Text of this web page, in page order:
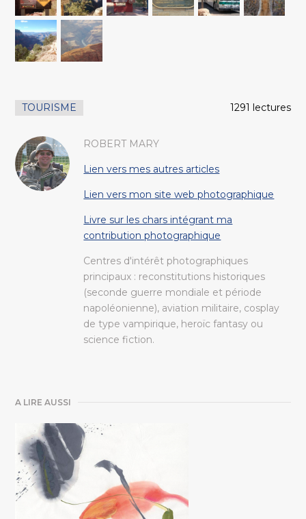
TOURISME 1291 lectures
ROBERT MARY
Lien vers mes autres articles
Lien vers mon site web photographique
Livre sur les chars intégrant ma
contribution photographique
Centres d'intérêt photographiques
principaux : reconstitutions historiques
(seconde guerre mondiale et période
napoléonienne), aviation militaire, cosplay
de type vampirique, heroïc fantasy ou
science fiction.
A LIRE AUSSI